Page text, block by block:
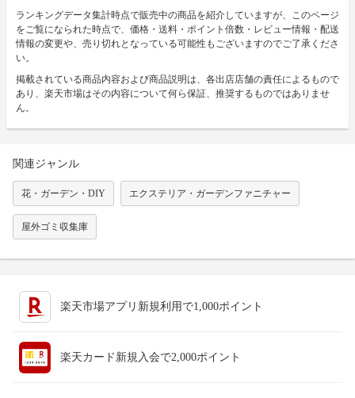
ランキングデータ集計時点で販売中の商品を紹介していますが、このページ
をご覧になられた時点で、価格・送料・ポイント倍数・レビュー情報・配送
情報の変更や、売り切れとなっている可能性もございますのでご了承くださ
い。
掲載されている商品内容および商品説明は、各出店店舗の責任によるもので
あり、楽天市場はその内容について何ら保証、推奨するものではありませ
ん。
関連ジャンル
花・ガーデン・DIY エクステリア・ガーデンファニチャー
屋外ゴミ収集庫
楽天市場アプリ新規利用で1,000ポイント
楽天カード新規入会で2,000ポイント